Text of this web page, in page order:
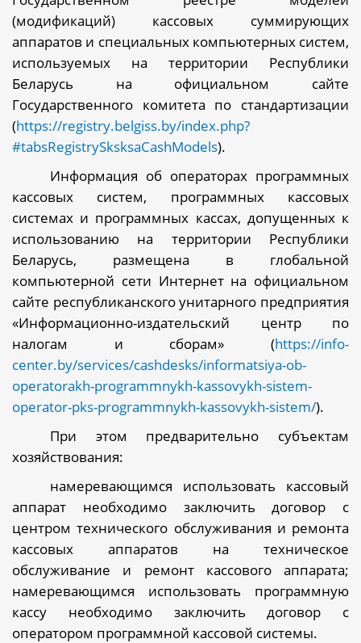
(модификаций) кассовых суммирующих
аппаратов и специальных компьютерных систем,
используемых на территории Республики
Беларусь на официальном сайте
Государственного комитета по стандартизации
(https://registry.belgiss.by/index.php?
#tabsRegistrySksksaCashModels).
Информация об операторах программных
кассовых систем, программных кассовых
системах и программных кассах, допущенных к
использованию на территории Республики
Беларусь, размещена в глобальной
компьютерной сети Интернет на официальном
сайте республиканского унитарного предприятия
«Информационно-издательский центр по
налогам и сборам» (https://info-
center.by/services/cashdesks/informatsiya-ob-
operatorakh-programmnykh-kassovykh-sistem-
operator-pks-programmnykh-kassovykh-sistem/).
При этом предварительно субъектам
хозяйствования:
намеревающимся использовать кассовый
аппарат необходимо заключить договор с
центром технического обслуживания и ремонта
кассовых аппаратов на техническое
обслуживание и ремонт кассового аппарата;
намеревающимся использовать программную
кассу необходимо заключить договор с
оператором программной кассовой системы.